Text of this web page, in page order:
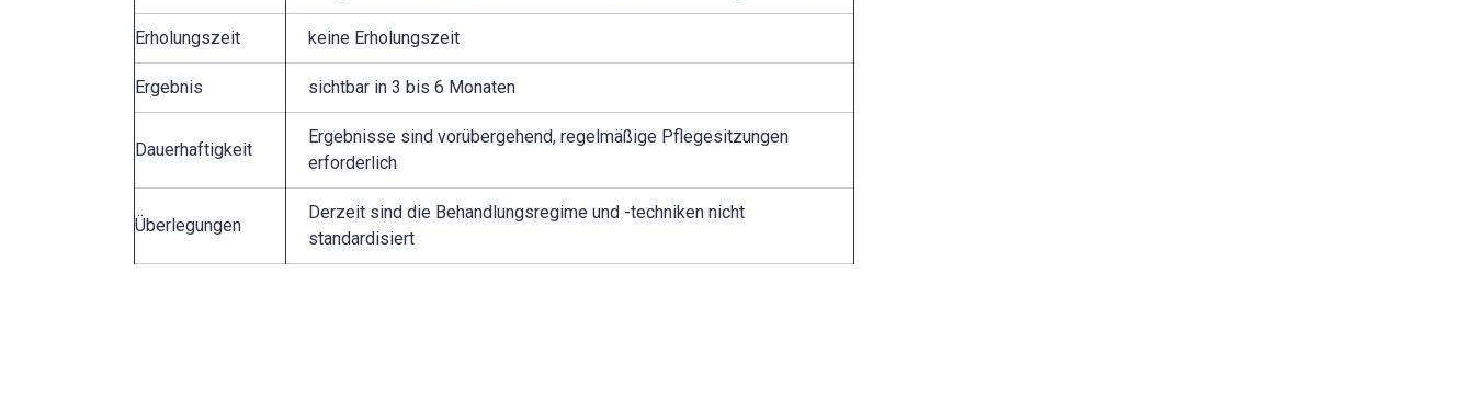
Erholungszeit keine Erholungszeit
Ergebnis sichtbar in 3 bis 6 Monaten
Dauerhaftigkeit
Ergebnisse sind vorübergehend, regelmäßige Pflegesitzungen
erforderlich
Überlegungen
Derzeit sind die Behandlungsregime und -techniken nicht
standardisiert